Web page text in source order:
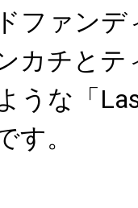
ファン
カチとテ
うな「
す。